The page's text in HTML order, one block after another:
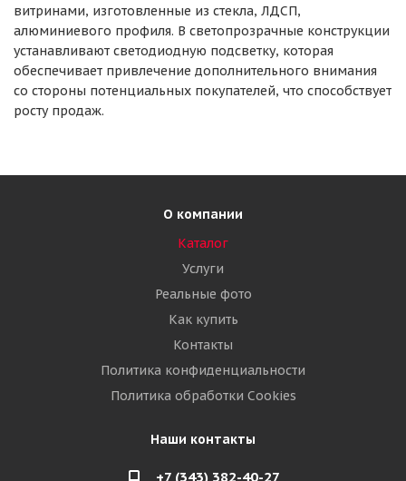
витринами, изготовленные из стекла, ЛДСП,
алюминиевого профиля. В светопрозрачные конструкции
устанавливают светодиодную подсветку, которая
обеспечивает привлечение дополнительного внимания
со стороны потенциальных покупателей, что способствует
росту продаж.
О компании
Каталог
Услуги
Реальные фото
Как купить
Контакты
Политика конфиденциальности
Политика обработки Cookies
Наши контакты
+7 (343) 382-40-27